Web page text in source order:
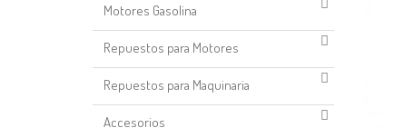
Motores Gasolina
Repuestos para Motores
Repuestos para Maquinaria
Accesorios